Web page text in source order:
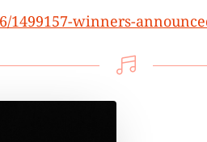
1499157-winners-
